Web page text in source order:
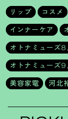
リップ コスメ
インナーケア
オトナミューズ8
オトナミューズ9
美容家電
河北